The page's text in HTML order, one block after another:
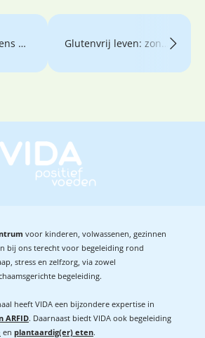
Glutenvrij leven: zonde of zegen?
voor kinderen, volwassenen, gezinnen
bij ons terecht voor begeleiding rond
stress en zelfzorg, via zowel
begeleiding.
heeft VIDA een bijzondere expertise in
ARFID. Daarnaast biedt VIDA ook begeleiding
en plantaardig(er) eten.